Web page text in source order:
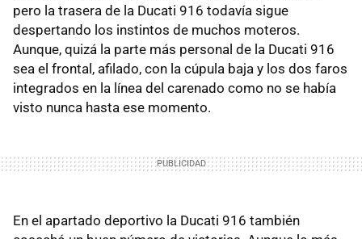
pero la trasera de la Ducati 916 todavía sigue
despertando los instintos de muchos moteros.
Aunque, quizá la parte más personal de la Ducati 916
sea el frontal, afilado, con la cúpula baja y los dos faros
integrados en la línea del carenado como no se había
visto nunca hasta ese momento.
En el apartado deportivo la Ducati 916 también